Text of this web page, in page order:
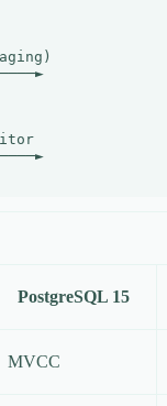
PostgreSQL 15
MVCC